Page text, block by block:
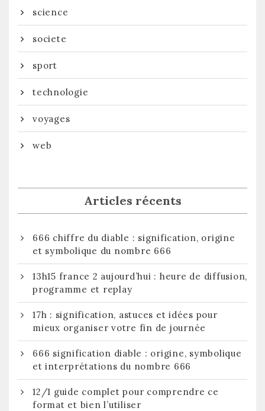
science
societe
sport
technologie
voyages
web
Articles récents
666 chiffre du diable : signification, origine
et symbolique du nombre 666
13h15 france 2 aujourd’hui : heure de diffusion,
programme et replay
17h : signification, astuces et idées pour
mieux organiser votre fin de journée
666 signification diable : origine, symbolique
et interprétations du nombre 666
12/1 guide complet pour comprendre ce
format et bien l’utiliser